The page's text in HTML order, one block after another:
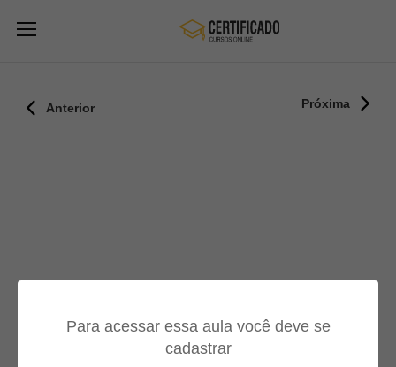
Para acessar essa aula você deve se
cadastrar
Anterior Próxima